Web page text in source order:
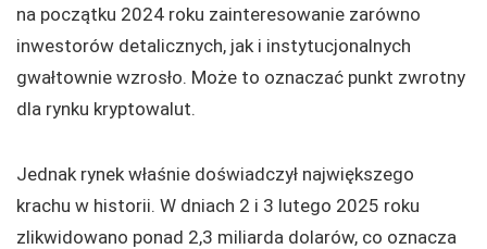
na początku 2024 roku zainteresowanie zarówno
inwestorów detalicznych, jak i instytucjonalnych
gwałtownie wzrosło. Może to oznaczać punkt zwrotny
dla rynku kryptowalut.
Jednak rynek właśnie doświadczył największego
krachu w historii. W dniach 2 i 3 lutego 2025 roku
zlikwidowano ponad 2,3 miliarda dolarów, co oznacza